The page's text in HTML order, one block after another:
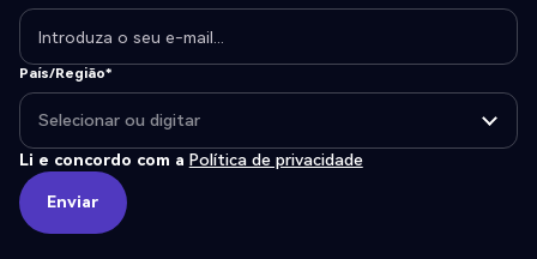
País/Região*
Li e concordo com a Política de privacidade
Enviar
Enviar